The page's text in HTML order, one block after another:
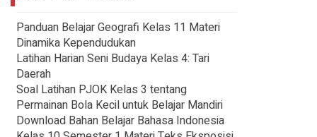
Panduan Belajar Geografi Kelas 11 Materi
Dinamika Kependudukan
Latihan Harian Seni Budaya Kelas 4: Tari
Daerah
Soal Latihan PJOK Kelas 3 tentang
Permainan Bola Kecil untuk Belajar Mandiri
Download Bahan Belajar Bahasa Indonesia